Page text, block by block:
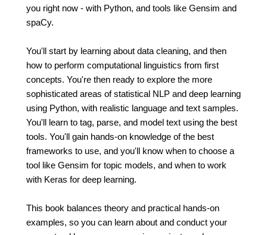
you right now - with Python, and tools like Gensim and
spaCy.
You'll start by learning about data cleaning, and then
how to perform computational linguistics from first
concepts. You're then ready to explore the more
sophisticated areas of statistical NLP and deep learning
using Python, with realistic language and text samples.
You'll learn to tag, parse, and model text using the best
tools. You'll gain hands-on knowledge of the best
frameworks to use, and you'll know when to choose a
tool like Gensim for topic models, and when to work
with Keras for deep learning.
This book balances theory and practical hands-on
examples, so you can learn about and conduct your